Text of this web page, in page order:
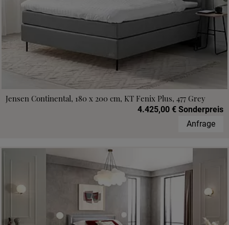
Jensen Continental, 180 x 200 cm, KT Fenix Plus, 477 Grey
4.425,00 € Sonderpreis
Anfrage